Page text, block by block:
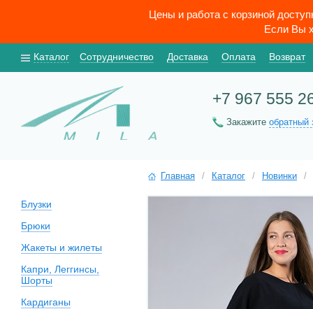
Цены и работа с корзиной
Если Вы
Каталог Сотрудничество Доставка Оплата Возврат
+7 967 555
Закажите обратный
Блузки
Брюки
Жакеты и жилеты
Капри, Леггинсы,
Шорты
Кардиганы
Главная / Каталог / Новинки /